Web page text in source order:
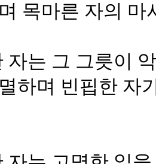
목마른 자의
자는 그 그릇이
하며 빈핍한 자